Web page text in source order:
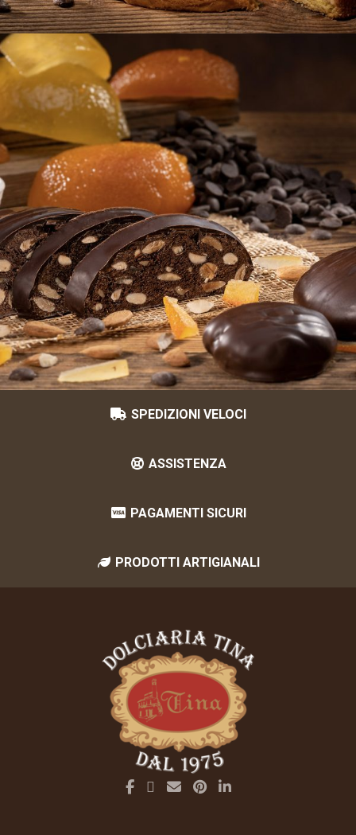
SPEDIZIONI VELOCI
ASSISTENZA
PAGAMENTI SICURI
PRODOTTI ARTIGIANALI